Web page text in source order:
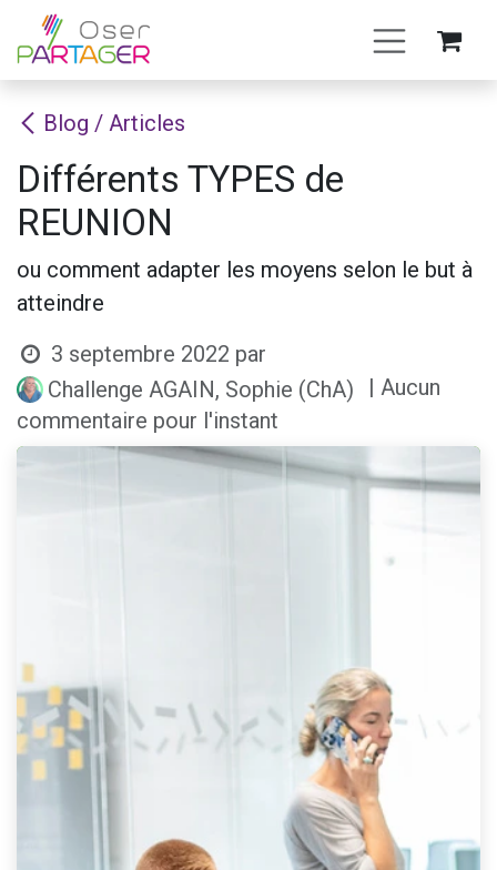
Se rendre au contenu
Blog / Articles
Différents TYPES de
REUNION
ou comment adapter les moyens selon le but à
atteindre
3 septembre 2022 par
Challenge AGAIN, Sophie (ChA)
| Aucun
commentaire pour l'instant